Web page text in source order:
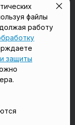
файлы
работу
защиты